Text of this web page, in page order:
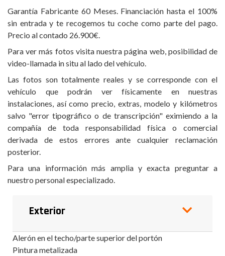
Garantía Fabricante 60 Meses. Financiación hasta el 100%
sin entrada y te recogemos tu coche como parte del pago.
Precio al contado 26.900€.
Para ver más fotos visita nuestra página web, posibilidad de
video-llamada in situ al lado del vehículo.
Las fotos son totalmente reales y se corresponde con el
vehículo que podrán ver físicamente en nuestras
instalaciones, así como precio, extras, modelo y kilómetros
salvo "error tipográfico o de transcripción" eximiendo a la
compañía de toda responsabilidad física o comercial
derivada de estos errores ante cualquier reclamación
posterior.
Para una información más amplia y exacta preguntar a
nuestro personal especializado.
Exterior
Alerón en el techo/parte superior del portón
Pintura metalizada